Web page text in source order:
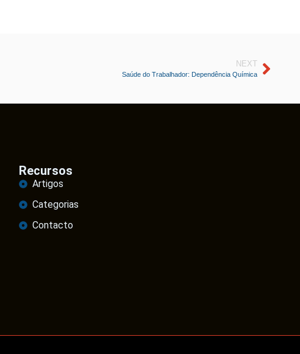
NEXT
Saúde do Trabalhador: Dependência Química
Recursos
Artigos
Categorias
Contacto